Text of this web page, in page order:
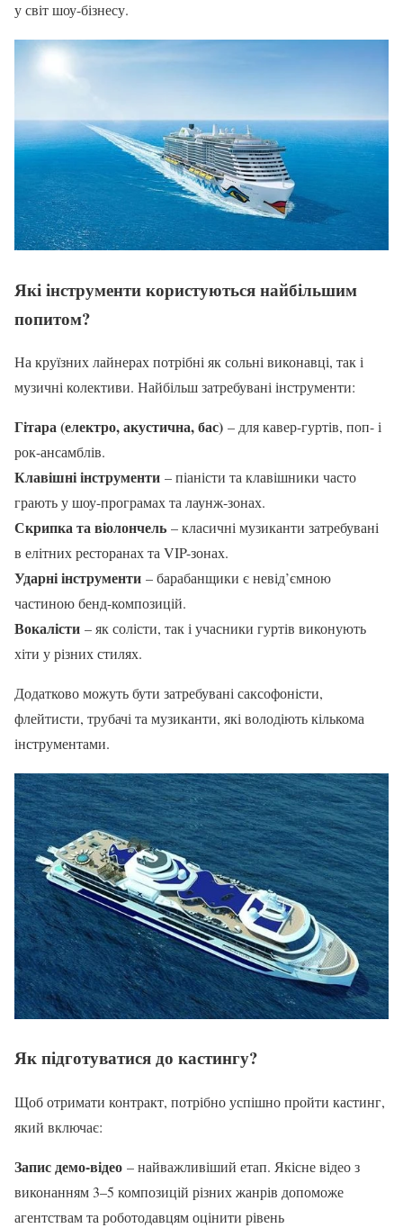
у світ шоу-бізнесу.
Які інструменти користуються найбільшим
попитом?
На круїзних лайнерах потрібні як сольні виконавці, так і
музичні колективи. Найбільш затребувані інструменти:
Гітара (електро, акустична, бас) – для кавер-гуртів, поп- і
рок-ансамблів.
Клавішні інструменти – піаністи та клавішники часто
грають у шоу-програмах та лаунж-зонах.
Скрипка та віолончель – класичні музиканти затребувані
в елітних ресторанах та VIP-зонах.
Ударні інструменти – барабанщики є невід’ємною
частиною бенд-композицій.
Вокалісти – як солісти, так і учасники гуртів виконують
хіти у різних стилях.
Додатково можуть бути затребувані саксофоністи,
флейтисти, трубачі та музиканти, які володіють кількома
інструментами.
Як підготуватися до кастингу?
Щоб отримати контракт, потрібно успішно пройти кастинг,
який включає:
Запис демо-відео – найважливіший етап. Якісне відео з
виконанням 3–5 композицій різних жанрів допоможе
агентствам та роботодавцям оцінити рівень